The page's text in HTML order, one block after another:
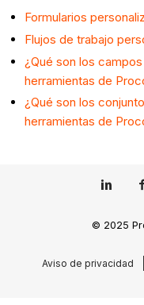
Formularios
Flujos de trabajo
¿Qué son los
herramientas de
¿Qué son los
herramientas de
© 2025
Aviso de privacidad